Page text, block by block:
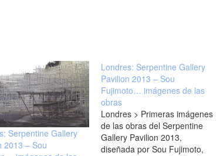
Serpentine Gallery
2013 – Sou
Londres: Serpentine Gallery
Pavilion 2013 – Sou
Fujimoto… imágenes de las
obras
Londres > Primeras imágenes
de las obras del Serpentine
Gallery Pavilion 2013,
diseñada por Sou Fujimoto,